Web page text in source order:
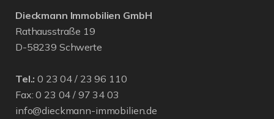
Dieckmann Immobilien GmbH
Rathausstraße 19
D-58239 Schwerte
Tel.: 0 23 04 / 23 96 110
Fax: 0 23 04 / 97 34 03
info@dieckmann-immobilien.de